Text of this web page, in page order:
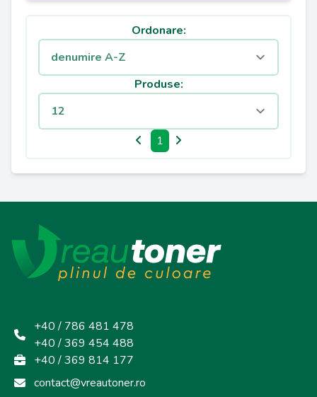
Ordonare:
Produse:
1
+40 / 786 481 478
+40 / 369 454 488
+40 / 369 814 177
contact@vreautoner.ro